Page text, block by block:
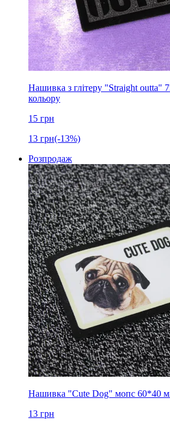
Нашивка з глітеру "Straight outta"
кольору
15 грн
13 грн(-13%)
Розпродаж
Нашивка "Cute Dog" мопс 60*40
13 грн